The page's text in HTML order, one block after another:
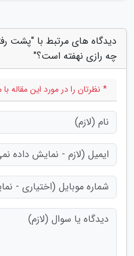
دیدگاه های مرتبط با "پشت
چه رازی نهفته است؟"
* نظرتان را در مورد این مقاله با